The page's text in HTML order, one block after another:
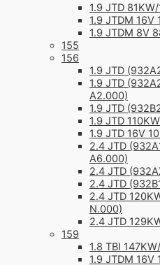
1.9 JTD
1.9 JTDM 16V
1.9 JTDM 8V
155
156
1.9 JTD
1.9 JTD
A2.000)
1.9 JTD
1.9 JTD
1.9 JTD 16V
2.4 JTD
A6.000)
2.4 JTD
2.4 JTD
2.4 JTD
N.000)
2.4 JTD
159
1.8 TBI
1.9 JTDM 16V